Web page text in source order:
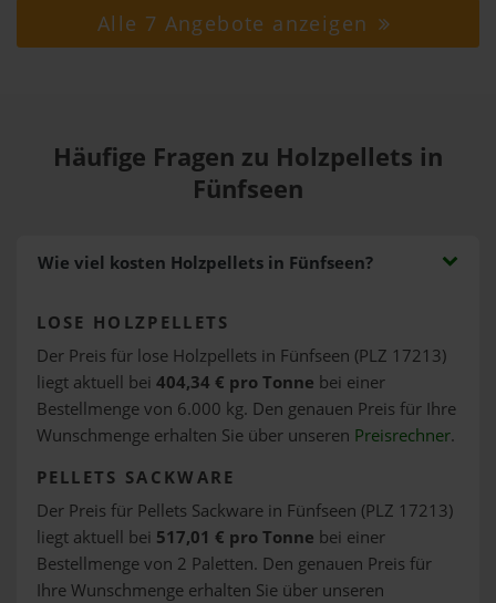
Alle 7 Angebote anzeigen
Häufige Fragen zu Holzpellets in
Fünfseen
Wie viel kosten Holzpellets in Fünfseen?
LOSE HOLZPELLETS
Der Preis für lose Holzpellets in Fünfseen (PLZ 17213)
liegt aktuell bei 404,34 € pro Tonne bei einer
Bestellmenge von 6.000 kg. Den genauen Preis für Ihre
Wunschmenge erhalten Sie über unseren Preisrechner.
PELLETS SACKWARE
Der Preis für Pellets Sackware in Fünfseen (PLZ 17213)
liegt aktuell bei 517,01 € pro Tonne bei einer
Bestellmenge von 2 Paletten. Den genauen Preis für
Ihre Wunschmenge erhalten Sie über unseren